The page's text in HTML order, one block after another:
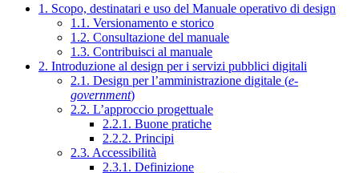
1. Scopo, destinatari e uso del Manuale operativo di design
1.1. Versionamento e storico
1.2. Consultazione del manuale
1.3. Contribuisci al manuale
2. Introduzione al design per i servizi pubblici digitali
2.1. Design per l’amministrazione digitale (e-
government)
2.2. L’approccio progettuale
2.2.1. Buone pratiche
2.2.2. Principi
2.3. Accessibilità
2.3.1. Definizione